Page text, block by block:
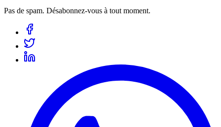
Pas de spam. Désabonnez-vous à tout moment.